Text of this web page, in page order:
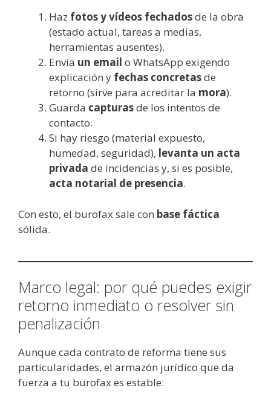
Haz fotos y vídeos fechadosde la obra
(estado actual, tareas a medias,
herramientas ausentes).
Envía un email o WhatsApp exigendo
explicación y fechas concretasde
retorno (sirve para acreditar la mora).
Guarda capturasde los intentos de
contacto.
Si hay riesgo (material expuesto,
humedad, seguridad), levanta un acta
privada de incidencias y, si es posible,
acta notarial de presencia.
Con esto, el burofax sale con base fáctica
sólida.
Marco legal: por qué puedes exigir
retorno inmediato o resolver sin
penalización
Aunque cada contrato de reforma tiene sus
particularidades, el armazón jurídico que da
fuerza a tu burofax es estable: